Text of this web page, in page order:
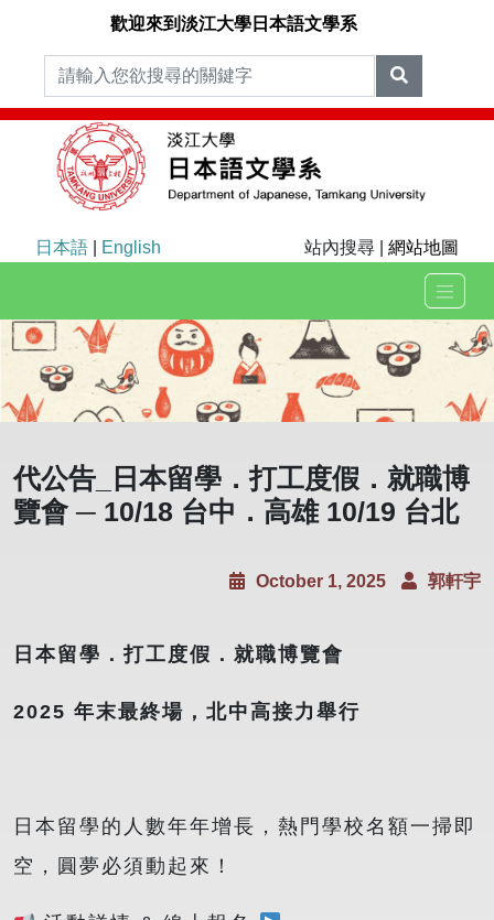
歡迎來到淡江大學日本語文學系
日本語 English 站內搜尋 | 網站地圖
代公告_日本留學．打工度假．就職博
覽會 ─ 10/18 台中．高雄 10/19 台北
October 1, 2025 郭軒宇
日本留學．打工度假．就職博覽會
2025 年末最終場，北中高接力舉行
日本留學的人數年年增長，熱門學校名額一掃即
空，圓夢必須動起來！